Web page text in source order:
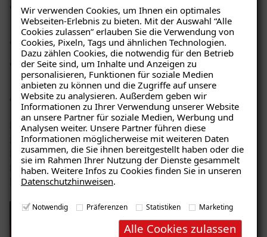
Wir verwenden Cookies, um Ihnen ein optimales
Webseiten-Erlebnis zu bieten. Mit der Auswahl “Alle
Cookies zulassen” erlauben Sie die Verwendung von
Cookies, Pixeln, Tags und ähnlichen Technologien.
Dazu zählen Cookies, die notwendig für den Betrieb
der Seite sind, um Inhalte und Anzeigen zu
personalisieren, Funktionen für soziale Medien
anbieten zu können und die Zugriffe auf unsere
Website zu analysieren. Außerdem geben wir
Informationen zu Ihrer Verwendung unserer Website
an unsere Partner für soziale Medien, Werbung und
Analysen weiter. Unsere Partner führen diese
Informationen möglicherweise mit weiteren Daten
zusammen, die Sie ihnen bereitgestellt haben oder die
sie im Rahmen Ihrer Nutzung der Dienste gesammelt
haben. Weitere Infos zu Cookies finden Sie in unseren
Datenschutzhinweisen.
Notwendig Präferenzen Statistiken Marketing
Alle Cookies zulassen
Wärmedämmwert der vorhandenen
Außenwandkonstruktion
nutzerbedingtes Raumklima und Lüftungsverhalten
Baustofffeuchte bzw. jahreszeitlich bedingte
Schwankungen der Baustofffeuchte
Zustand wasserführender Leitungen (Leckagen etc.)
Es gibt verschiedene Arten von Feuchtigkeit. Hier
zeigen und erklären wir seitlich eindringende Feuchte.
Ein häufiges Problem bei Kellerwänden, die sich in
Form von Salzausblühungen, Putzabplatzungen, bis
hin zur Schimmelpilzbildung zeigen.
Ursachen von Feuchtigkeit und Schimmel:
Seitlich eindringende Feuchtigkeit
Ratgeber „Sofort-Tipps gegen
Feuchtigkeit“
– jetzt kostenlos
herunterladen!
E-Mail eingeben